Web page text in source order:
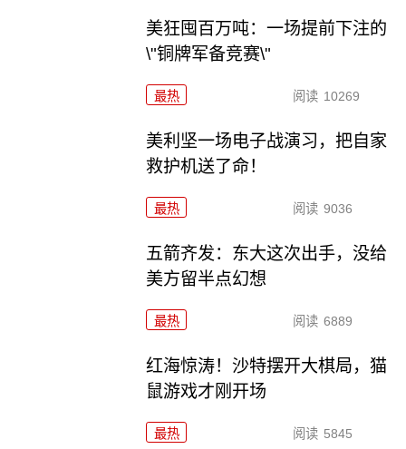
美狂囤百万吨：一场提前下注的
\"铜牌军备竞赛\"
最热 阅读 10269
美利坚一场电子战演习，把自家
救护机送了命！
最热 阅读 9036
五箭齐发：东大这次出手，没给
美方留半点幻想
最热 阅读 6889
红海惊涛！沙特摆开大棋局，猫
鼠游戏才刚开场
最热 阅读 5845